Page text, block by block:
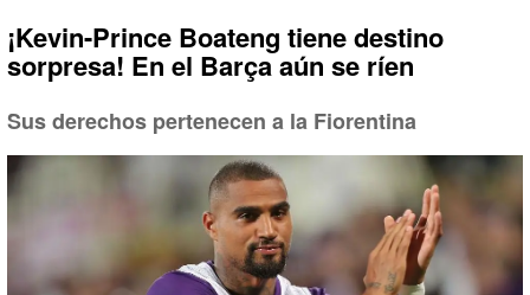
¡Kevin-Prince Boateng tiene destino
sorpresa! En el Barça aún se ríen
Sus derechos pertenecen a la Fiorentina